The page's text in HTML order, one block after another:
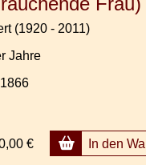
(1920 - 2011)
Jahre
€ In den